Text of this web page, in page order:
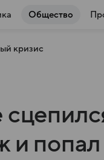
Общество
кризис
и